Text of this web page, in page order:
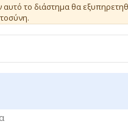
το διάστημα θα